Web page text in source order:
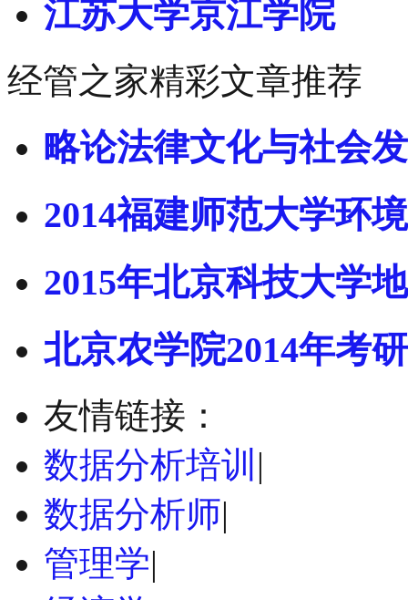
江苏大学京江学院
经管之家精彩文章推荐
略论法律文化与社会
2014福建师范大学环境
2015年北京科技大学地
北京农学院2014年考研
友情链接：
数据分析培训 |
数据分析师|
管理学|